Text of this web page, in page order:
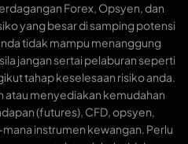
Forex, Opsyen, dan
yang besar di samping potensi
tidak mampu menanggung
jangan sertai pelaburan seperti
tahap keselesaan risiko anda.
atau menyediakan kemudahan
(futures), CFD, opsyen,
instrumen kewangan. Perlu